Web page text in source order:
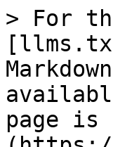
> For
page is